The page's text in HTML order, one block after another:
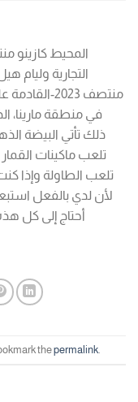
المحيط كازينو
التجارية وليام
منتصف 2023-
في منطقة مارينا،
تلعب ماكينات
تلعب الطاولة وإذا كنت
لأن لدي بالفعل
أحتاج إلى كل
thepermalink.